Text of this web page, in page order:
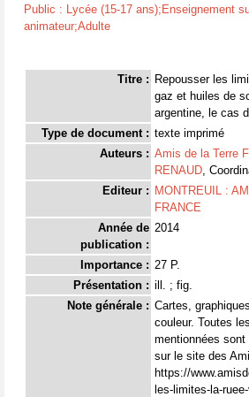
Public : Lycée (15-17 ans);Enseignement
animateur;Adulte
Titre : Repousser les
gaz et huiles de
argentine, le cas
Type de document : texte imprimé
Auteurs : Amis de la Terre
RENAUD,
Editeur : MONTREUIL :
FRANCE
Année de
publication :
2014
Importance : 27 P.
Présentation : ill. ; fig.
Note générale : Cartes,
couleur. Toutes
mentionnées
sur le site des
https://
les-limites-la-